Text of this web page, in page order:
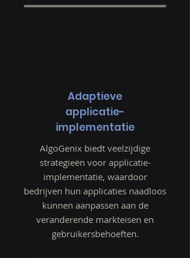
Adaptieve
applicatie-
implementatie
AlgoGenix biedt veelzijdige
strategieën voor applicatie-
implementatie, waardoor
bedrijven hun applicaties naadloos
kunnen aanpassen aan de
veranderende markteisen en
gebruikersbehoeften.